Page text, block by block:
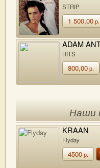
STRIP
1 500,00р.
ADAM
HITS
800,00р.
Наши
KRAAN
Flyday
4500р.